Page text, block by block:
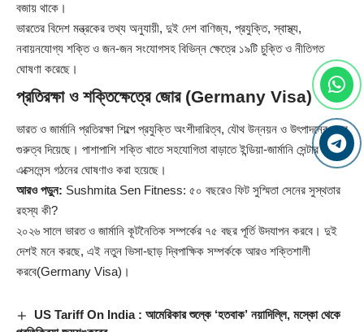
বজায় থাকে।
ভারতের বিদেশ মন্ত্রকের তথ্য অনুযায়ী, দুই দেশ বাণিজ্য, প্রযুক্তি, স্বাস্থ্য,
নবায়নযোগ্য শক্তি ও জন-জন সংযোগসহ বিভিন্ন ক্ষেত্রে ১৯টি চুক্তি ও নীতিগত
ঘোষণা করেছে।
প্রতিরক্ষা ও শক্তিক্ষেত্রে জোর (Germany Visa)
ভারত ও জার্মানি প্রতিরক্ষা শিল্পে প্রযুক্তি অংশীদারিত্ব, যৌথ উন্নয়ন ও উৎপাদনের ওপর
গুরুত্ব দিয়েছে। পাশাপাশি শক্তি খাতে সহযোগিতা বাড়াতে ইন্ডিয়া-জার্মানি সেন্টার অব
এক্সেলেন্স গঠনের ঘোষণাও করা হয়েছে।
আরও পড়ুন: Sushmita Sen Fitness: ৫০ বছরেও ফিট সুস্মিতা সেনের সুস্থতার
রহস্য কী?
২০২৬ সালে ভারত ও জার্মানি কূটনৈতিক সম্পর্কের ৭৫ বছর পূর্তি উদযাপন করবে। দুই
দেশই মনে করছে, এই নতুন ভিসা-ছাড় দ্বিপাক্ষিক সম্পর্ককে আরও শক্তিশালী
করবে(Germany Visa)।
US Tariff On India : আমেরিকার শুল্কে ‘হতবাক’ নয়াদিল্লি, মস্কো থেকে